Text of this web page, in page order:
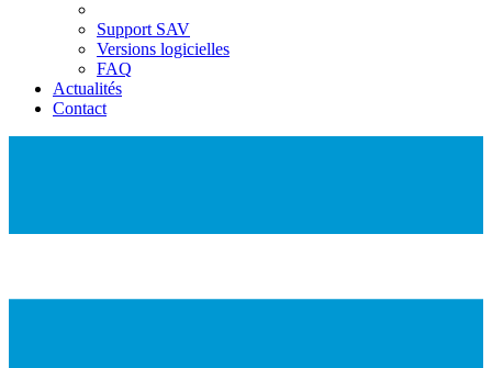
Support SAV
Versions logicielles
FAQ
Actualités
Contact